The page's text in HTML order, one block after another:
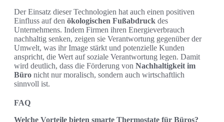
Der Einsatz dieser Technologien hat auch einen positiven
Einfluss auf den ökologischen Fußabdruck des
Unternehmens. Indem Firmen ihren Energieverbrauch
nachhaltig senken, zeigen sie Verantwortung gegenüber der
Umwelt, was ihr Image stärkt und potenzielle Kunden
anspricht, die Wert auf soziale Verantwortung legen. Damit
wird deutlich, dass die Förderung von Nachhaltigkeit im
Büro nicht nur moralisch, sondern auch wirtschaftlich
sinnvoll ist.
FAQ
Welche Vorteile bieten smarte Thermostate für Büros?